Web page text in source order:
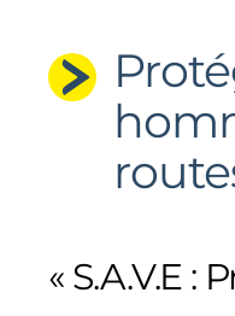
« S.A.V.E :